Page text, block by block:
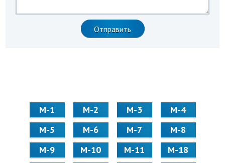
М-1 М-2 М-3
М-4
М-5
М-6 М-7
М-8
М-9
М-10 М-11
М-18